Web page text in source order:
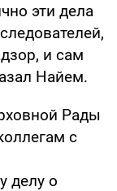
эти дела
и сам
Найем.
Рады
с
делу о